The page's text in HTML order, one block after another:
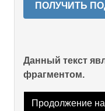
ПОЛУЧИТЬ
Данный текст
фрагментом.
Продолжение